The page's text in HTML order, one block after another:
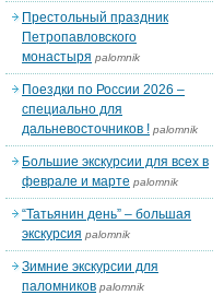
Престольный праздник
Петропавловского
монастыря palomnik
Поездки по России 2026 –
специально для
дальневосточников ! palomnik
Большие экскурсии для всех в
феврале и марте palomnik
“Татьянин день” – большая
экскурсия palomnik
Зимние экскурсии для
паломников palomnik